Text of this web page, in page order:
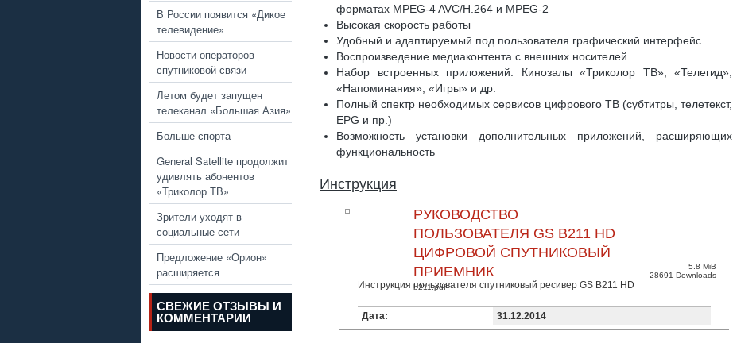
В России появится «Дикое
телевидение»
Новости операторов
спутниковой связи
Летом будет запущен
телеканал «Большая Азия»
Больше спорта
General Satellite продолжит
удивлять абонентов
«Триколор ТВ»
Зрители уходят в
социальные сети
Предложение «Орион»
расширяется
СВЕЖИЕ ОТЗЫВЫ И
КОММЕНТАРИИ
форматах MPEG-4 AVC/H.264 и MPEG-2
Высокая скорость работы
Удобный и адаптируемый под пользователя графический интерфейс
Воспроизведение медиаконтента с внешних носителей
Набор встроенных приложений: Кинозалы «Триколор ТВ», «Телегид»,
«Напоминания», «Игры» и др.
Полный спектр необходимых сервисов цифрового ТВ (субтитры, телетекст,
EPG и пр.)
Возможность установки дополнительных приложений, расширяющих
функциональность
Инструкция
5.8 MiB
28691 Downloads
РУКОВОДСТВО
ПОЛЬЗОВАТЕЛЯ GS B211 HD
ЦИФРОВОЙ СПУТНИКОВЫЙ
ПРИЕМНИК
b211.pdf
Инструкция пользователя спутниковый ресивер GS B211 HD
Дата: 31.12.2014